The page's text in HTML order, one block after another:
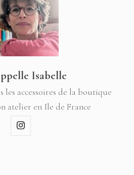
Isabelle
les accessoires de la boutique
atelier en Ile de France